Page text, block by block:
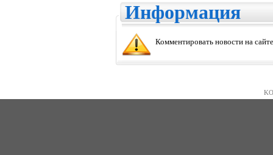
Информация
Комментировать новости на